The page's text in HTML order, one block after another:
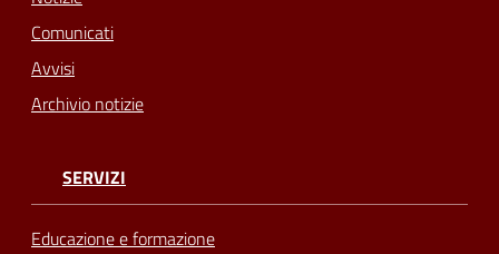
Comunicati
Avvisi
Archivio notizie
SERVIZI
Educazione e formazione